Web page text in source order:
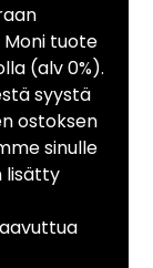
tuote
(alv 0%).
syystä
ostoksen
sinulle
lisätty